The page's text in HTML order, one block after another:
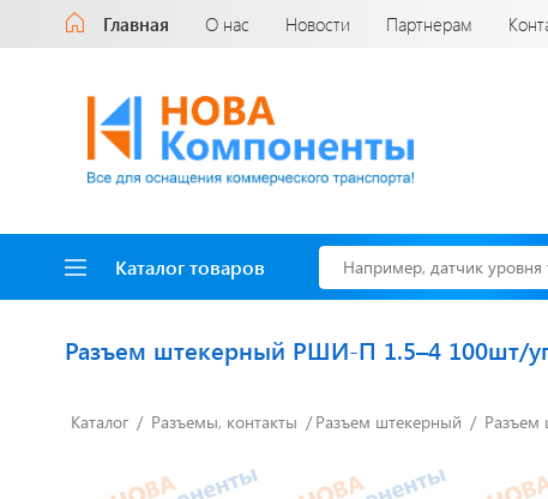
Главная О нас Новости Партнерам
Каталог товаров
Доставка до двери
с нами выгодно
Разъем штекерный РШИ-П 1.5–4 100шт/
Каталог Разъемы, контакты Разъем штекерный